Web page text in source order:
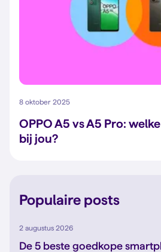
8 oktober 2025
OPPO A5 vs A5 Pro:
bij jou?
Populaire posts
2 augustus 2026
De 5 beste goedkope